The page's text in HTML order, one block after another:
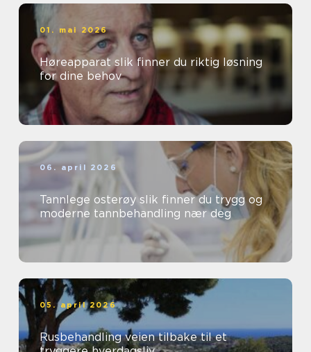
01. mai 2026
Høreapparat slik finner du riktig løsning
for dine behov
06. april 2026
Tannlege osterøy slik finner du trygg og
moderne tannbehandling nær deg
05. april 2026
Rusbehandling veien tilbake til et